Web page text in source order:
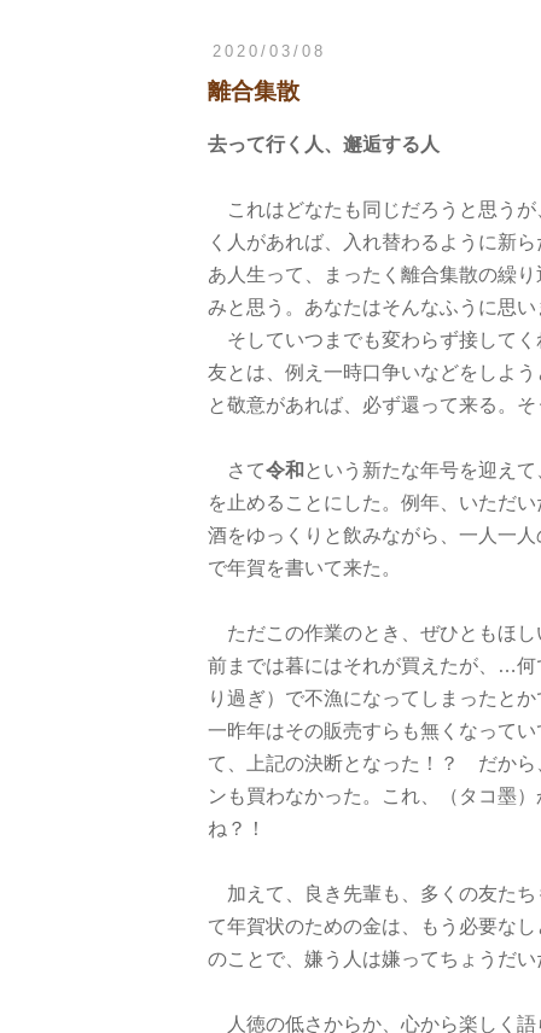
2020/03/08
離合集散
去って行く人、邂逅する人
これはどなたも同じだろうと思う
く人があれば、入れ替わるように新
あ人生って、まったく離合集散の繰
みと思う。あなたはそんなふうに思
そしていつまでも変わらず接して
友とは、例え一時口争いなどをしよ
と敬意があれば、必ず還って来る。
さて令和 という新たな年号を迎え
を止めることにした。例年、いただ
酒をゆっくりと飲みながら、一人一
で年賀を書いて来た。
ただこの作業のとき、ぜひともほし
前までは暮にはそれが買えたが、…
り過ぎ）で不漁になってしまったと
一昨年はその販売すらも無くなって
て、上記の決断となった！？ だから
ンも買わなかった。これ、（タコ墨
ね？！
加えて、良き先輩も、多くの友た
て年賀状のための金は、もう必要な
のことで、嫌う人は嫌ってちょうだい
人徳の低さからか、心から楽しく